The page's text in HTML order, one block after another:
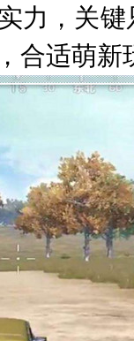
力，关
合适萌新